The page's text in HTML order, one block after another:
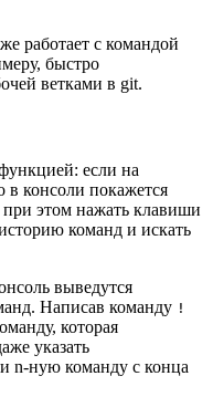
работает с командой
быстро
ветками в git.
если на
в консоли покажется
при этом нажать клавиши
команд и искать
выведутся
Написав команду !
которая
указать
n-ную команду с конца